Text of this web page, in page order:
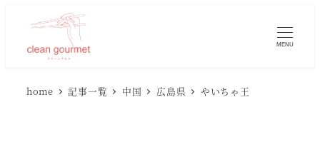
MENU
home 記事一覧 中国 広島県 やいちゃ王